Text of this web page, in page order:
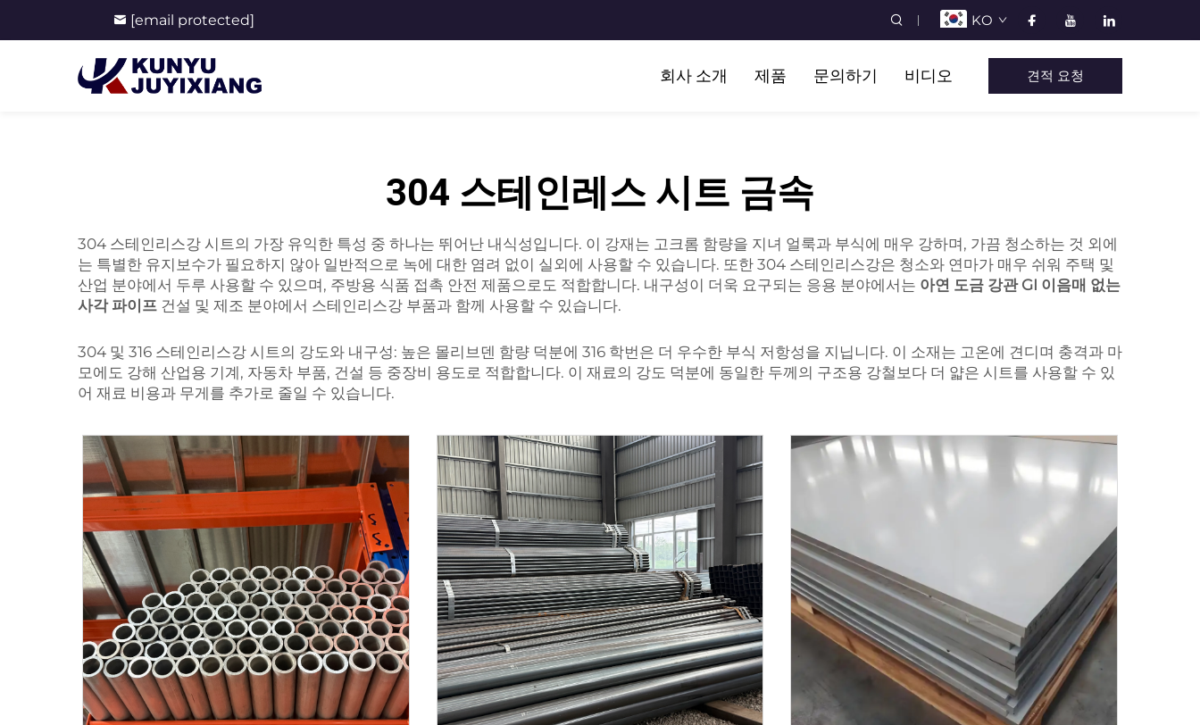
[email protected] KO
회사 소개 제품 문의하기 비디오 견적 요청
304 스테인레스 시트 금속
304 스테인리스강 시트의 가장 유익한 특성 중 하나는 뛰어난 내식성입니다. 이 강재는 고크롬 함량을 지녀 얼룩과 부식에 매우 강하며, 가끔 청소하는 것 외에
는 특별한 유지보수가 필요하지 않아 일반적으로 녹에 대한 염려 없이 실외에 사용할 수 있습니다. 또한 304 스테인리스강은 청소와 연마가 매우 쉬워 주택 및
산업 분야에서 두루 사용할 수 있으며, 주방용 식품 접촉 안전 제품으로도 적합합니다. 내구성이 더욱 요구되는 응용 분야에서는 아연 도금 강관 GI 이음매 없는
사각 파이프 건설 및 제조 분야에서 스테인리스강 부품과 함께 사용할 수 있습니다.
304 및 316 스테인리스강 시트의 강도와 내구성: 높은 몰리브덴 함량 덕분에 316 학번은 더 우수한 부식 저항성을 지닙니다. 이 소재는 고온에 견디며 충격과 마
모에도 강해 산업용 기계, 자동차 부품, 건설 등 중장비 용도로 적합합니다. 이 재료의 강도 덕분에 동일한 두께의 구조용 강철보다 더 얇은 시트를 사용할 수 있
어 재료 비용과 무게를 추가로 줄일 수 있습니다.